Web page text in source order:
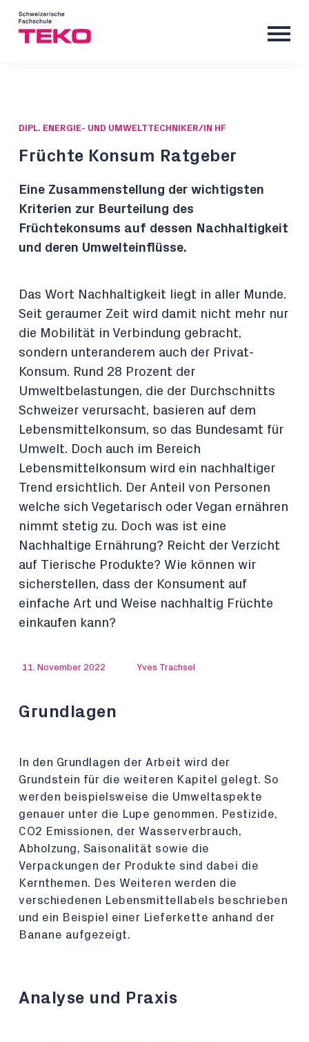
DIPL. ENERGIE- UND UMWELTTECHNIKER/IN HF
Früchte Konsum Ratgeber
Eine Zusammenstellung der wichtigsten
Kriterien zur Beurteilung des
Früchtekonsums auf dessen Nachhaltigkeit
und deren Umwelteinflüsse.
Das Wort Nachhaltigkeit liegt in aller Munde.
Seit geraumer Zeit wird damit nicht mehr nur
die Mobilität in Verbindung gebracht,
sondern unteranderem auch der Privat-
Konsum. Rund 28 Prozent der
Umweltbelastungen, die der Durchschnitts
Schweizer verursacht, basieren auf dem
Lebensmittelkonsum, so das Bundesamt für
Umwelt. Doch auch im Bereich
Lebensmittelkonsum wird ein nachhaltiger
Trend ersichtlich. Der Anteil von Personen
welche sich Vegetarisch oder Vegan ernähren
nimmt stetig zu. Doch was ist eine
Nachhaltige Ernährung? Reicht der Verzicht
auf Tierische Produkte? Wie können wir
sicherstellen, dass der Konsument auf
einfache Art und Weise nachhaltig Früchte
einkaufen kann?
11. November 2022 Yves Trachsel
Grund lagen
In den Grundlagen der Arbeit wird der
Grundstein für die weiteren Kapitel gelegt. So
werden beispielsweise die Umweltaspekte
genauer unter die Lupe genommen. Pestizide,
CO2 Emissionen, der Wasserverbrauch,
Abholzung, Saisonalität sowie die
Verpackungen der Produkte sind dabei die
Kernthemen. Des Weiteren werden die
verschiedenen Lebensmittellabels beschrieben
und ein Beispiel einer Lieferkette anhand der
Banane aufgezeigt.
Analyse und Praxis